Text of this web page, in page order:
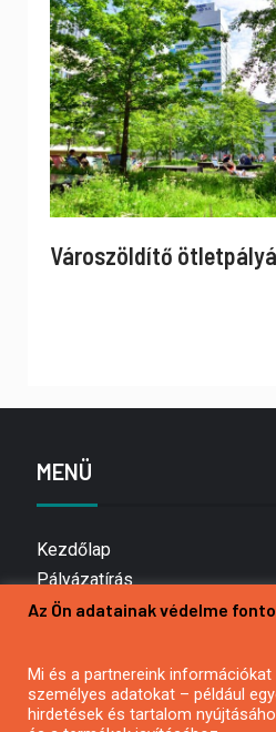
Városzöldítő
MENÜ
Kezdőlap
Pályázatírás
Bemutatkozás
Hírlevél feliratkozás
Impresszum
Az Ön adatainak védelme
Mi és a partnereink
személyes adatokat – például
hirdetések és tartalom